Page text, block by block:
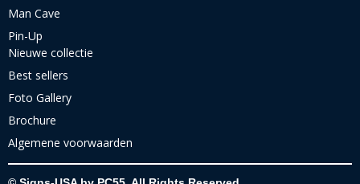
Man Cave
Pin-Up
Nieuwe collectie
Best sellers
Foto Gallery
Brochure
Algemene voorwaarden